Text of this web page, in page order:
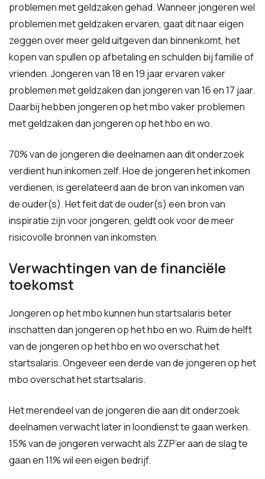
problemen met geldzaken gehad. Wanneer jongeren wel
problemen met geldzaken ervaren, gaat dit naar eigen
zeggen over meer geld uitgeven dan binnenkomt, het
kopen van spullen op afbetaling en schulden bij familie of
vrienden. Jongeren van 18 en 19 jaar ervaren vaker
problemen met geldzaken dan jongeren van 16 en 17 jaar.
Daarbij hebben jongeren op het mbo vaker problemen
met geldzaken dan jongeren op het hbo en wo.
70% van de jongeren die deelnamen aan dit onderzoek
verdient hun inkomen zelf. Hoe de jongeren het inkomen
verdienen, is gerelateerd aan de bron van inkomen van
de ouder(s). Het feit dat de ouder(s) een bron van
inspiratie zijn voor jongeren, geldt ook voor de meer
risicovolle bronnen van inkomsten.
Verwachtingen van de financiële
toekomst
Jongeren op het mbo kunnen hun startsalaris beter
inschatten dan jongeren op het hbo en wo. Ruim de helft
van de jongeren op het hbo en wo overschat het
startsalaris. Ongeveer een derde van de jongeren op het
mbo overschat het startsalaris.
Het merendeel van de jongeren die aan dit onderzoek
deelnamen verwacht later in loondienst te gaan werken.
15% van de jongeren verwacht als ZZP’er aan de slag te
gaan en 11% wil een eigen bedrijf.